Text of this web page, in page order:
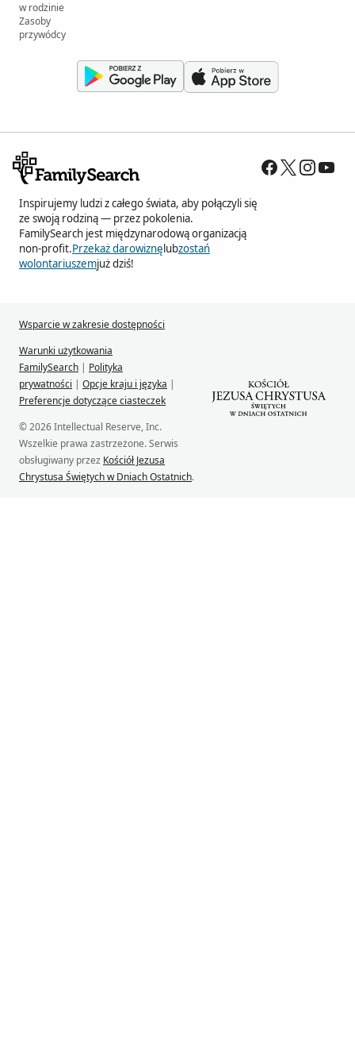
w rodzinie
Zasoby
przywódcy
Inspirujemy ludzi z całego świata, aby połączyli się
ze swoją rodziną — przez pokolenia.
FamilySearch jest międzynarodową organizacją
non-profit.Przekaż darowiznę lubzostań
wolontariuszemjuż dziś!
Wsparcie w zakresie dostępności
Warunki użytkowania
FamilySearch | Polityka
prywatności | Opcje kraju i języka |
Preferencje dotyczące ciasteczek
© 2026 Intellectual Reserve, Inc.
Wszelkie prawa zastrzeżone. Serwis
obsługiwany przez Kościół Jezusa
Chrystusa Świętych w Dniach Ostatnich.